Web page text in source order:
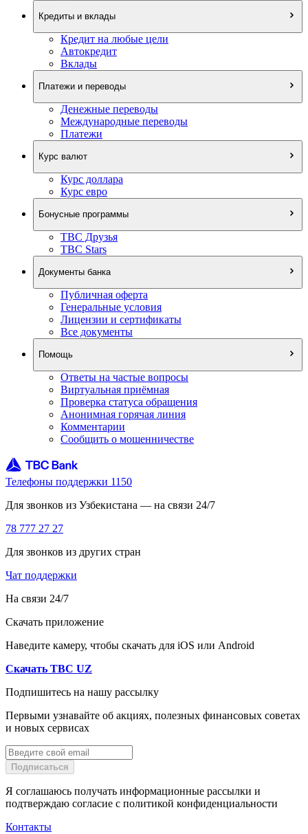
Кредиты и вклады
Кредит на любые цели
Автокредит
Вклады
Платежи и переводы
Денежные переводы
Международные переводы
Платежи
Курс валют
Курс доллара
Курс евро
Бонусные программы
TBC Друзья
TBC Stars
Документы банка
Публичная оферта
Генеральные условия
Лицензии и сертификаты
Все документы
Помощь
Ответы на частые вопросы
Виртуальная приёмная
Проверка статуса обращения
Анонимная горячая линия
Комментарии
Сообщить о мошенничестве
Телефоны поддержки 1150
Для звонков из Узбекистана — на связи 24/7
78 777 27 27
Для звонков из других стран
Чат поддержки
На связи 24/7
Скачать приложение
Наведите камеру, чтобы скачать для iOS или Android
Скачать TBC UZ
Подпишитесь на нашу рассылку
Первыми узнавайте об акциях, полезных финансовых советах
и новых сервисах
Подписаться
Я соглашаюсь получать информационные рассылки и
подтверждаю согласие с политикой конфиденциальности
Контакты